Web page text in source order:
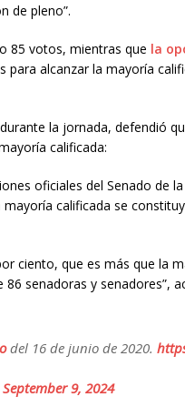
de pleno”.
85 votos, mientras que la
alcanzar la mayoría
durante la jornada, defendió
calificada:
oficiales del Senado de
calificada se
ciento, que es más que la
senadoras y senadores”,
del 16 de junio de 2020.
September 9, 2024